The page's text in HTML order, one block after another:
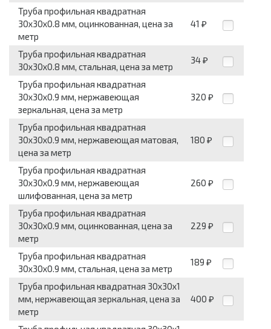
Труба профильная квадратная
30x30x0.8 мм, оцинкованная, цена за
метр
41 ₽
Труба профильная квадратная
30x30x0.8 мм, стальная, цена за метр
34 ₽
Труба профильная квадратная
30x30x0.9 мм, нержавеющая
зеркальная, цена за метр
320 ₽
Труба профильная квадратная
30x30x0.9 мм, нержавеющая матовая,
цена за метр
180 ₽
Труба профильная квадратная
30x30x0.9 мм, нержавеющая
шлифованная, цена за метр
260 ₽
Труба профильная квадратная
30x30x0.9 мм, оцинкованная, цена за
метр
229 ₽
Труба профильная квадратная
30x30x0.9 мм, стальная, цена за метр
189 ₽
Труба профильная квадратная 30x30x1
мм, нержавеющая зеркальная, цена за
метр
400 ₽